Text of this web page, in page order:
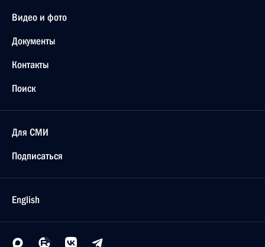
Видео и фото
Документы
Контакты
Поиск
Для СМИ
Подписаться
English